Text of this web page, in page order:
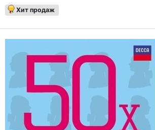
Хит продаж